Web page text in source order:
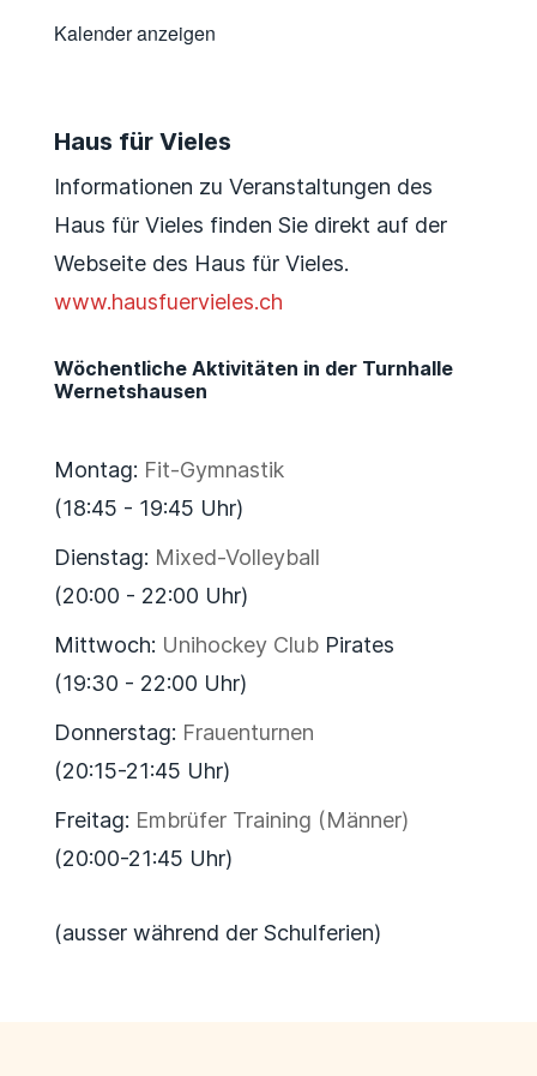
Kalender anzeigen
Haus für Vieles
Informationen zu Veranstaltungen des
Haus für Vieles finden Sie direkt auf der
Webseite des Haus für Vieles.
www.hausfuervieles.ch
Wöchentliche Aktivitäten in der Turnhalle
Wernetshausen
Montag: Fit-Gymnastik
(18:45 - 19:45 Uhr)
Dienstag: Mixed-Volleyball
(20:00 - 22:00 Uhr)
Mittwoch: Unihockey ClubPirates
(19:30 - 22:00 Uhr)
Donnerstag: Frauenturnen
(20:15-21:45 Uhr)
Freitag: Embrüfer Training (Männer)
(20:00-21:45 Uhr)
(ausser während der Schulferien)